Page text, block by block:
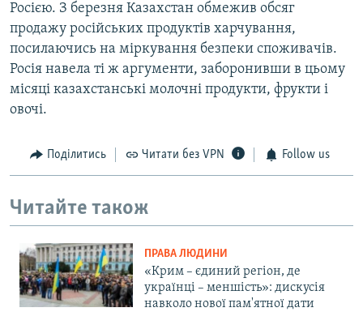
Росією. З березня Казахстан обмежив обсяг
продажу російських продуктів харчування,
посилаючись на міркування безпеки споживачів.
Росія навела ті ж аргументи, заборонивши в цьому
місяці казахстанські молочні продукти, фрукти і
овочі.
Поділитись Читати без VPN Follow us
Читайте також
ПРАВА ЛЮДИНИ
«Крим – єдиний регіон, де
українці – меншість»: дискусія
навколо нової пам'ятної дати